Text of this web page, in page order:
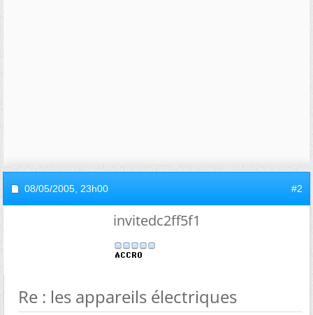
08/05/2005, 23h00 #2
invitedc2ff5f1
Re : les appareils électriques